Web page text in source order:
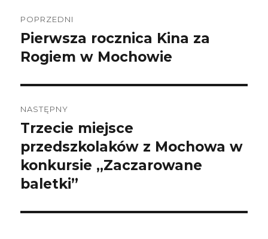
wpisu
POPRZEDNI
Poprzedni
wpis:
Pierwsza rocznica Kina za
Rogiem w Mochowie
NASTĘPNY
Następny
wpis:
Trzecie miejsce
przedszkolaków z Mochowa w
konkursie „Zaczarowane
baletki”